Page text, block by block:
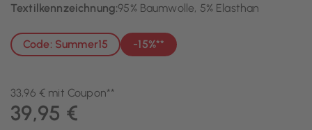
Textilkennzeichnung:95% Baumwolle, 5% Elasthan
Code: Summer15 -15%**
33,96 € mit Coupon**
39,95 €